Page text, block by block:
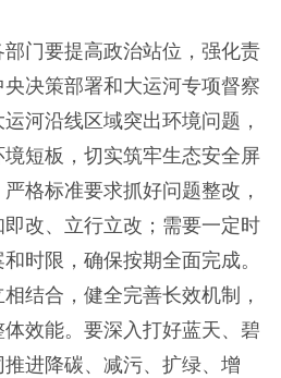
门要提高政治站位，强化责
决策部署和大运河专项督察
河沿线区域突出环境问题，
短板，切实筑牢生态安全屏
格标准要求抓好问题整改，
改、立行立改；需要一定时
时限，确保按期全面完成。
结合，健全完善长效机制，
效能。要深入打好蓝天、碧
进降碳、减污、扩绿、增